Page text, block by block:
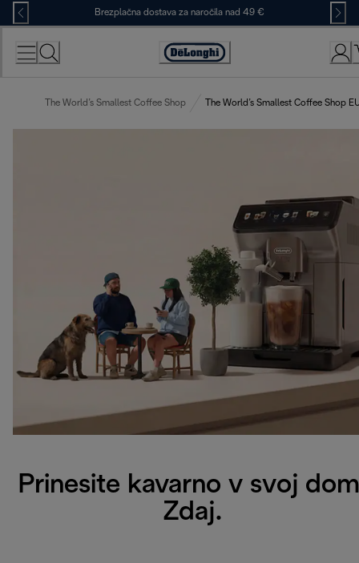
Skip
to
Content
Brezplačna dostava za naročila nad 49 €
Accessibility
The World’s Smallest Coffee Shop The World’s Smallest Coffee Shop
Prinesite kavarno v svoj
Zdaj.